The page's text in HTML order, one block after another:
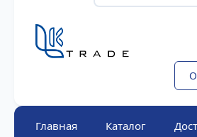
Главная Каталог